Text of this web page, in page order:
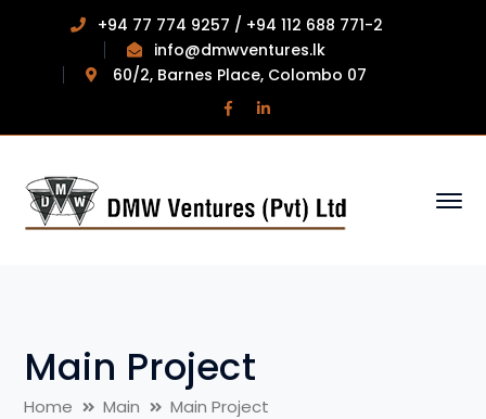
+94 77 774 9257 / +94 112 688 771-2
info@dmwventures.lk
60/2, Barnes Place, Colombo 07
Facebook
Profile
LinkedIn
Profile
Main Project
Home Main Main Project